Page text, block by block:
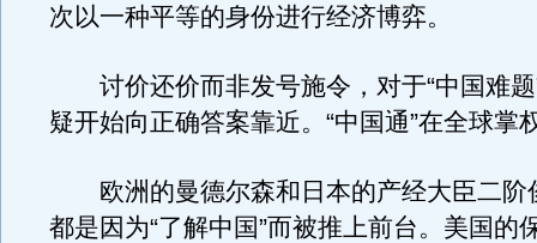
次以一种平等的身份进行经济博弈。
讨价还价而非发号施令，对于“中国难题
疑开始向正确答案靠近。“中国通”在全球掌
欧洲的曼德尔森和日本的产经大臣二阶
都是因为“了解中国”而被推上前台。美国的